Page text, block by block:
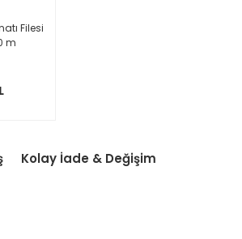
Filesi
m
Kolay İade & Değişim